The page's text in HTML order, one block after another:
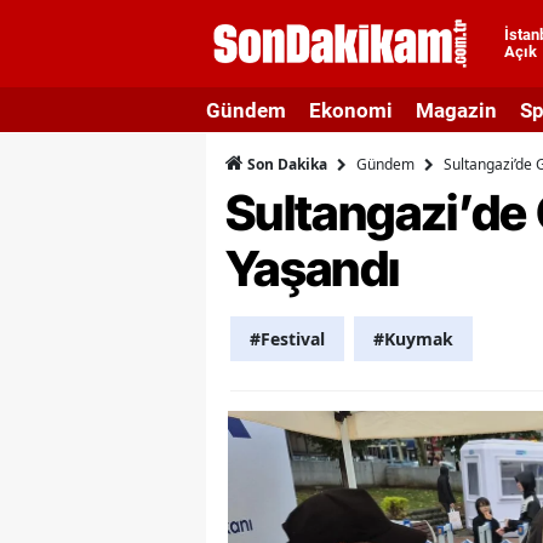
Açık
Gündem Ekonomi Magazin
Son Dakika Gündem Sultangazi’de
Yaşandı
#Festival #Kuymak